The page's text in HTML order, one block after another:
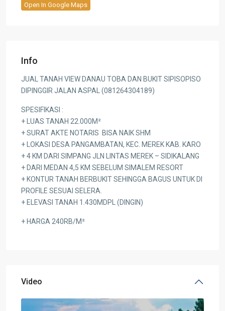
Open In Google Maps
Info
JUAL TANAH VIEW DANAU TOBA DAN BUKIT SIPISOPISO
DIPINGGIR JALAN ASPAL (081264304189)
SPESIFIKASI :
+ LUAS TANAH 22.000M²
+ SURAT AKTE NOTARIS BISA NAIK SHM
+ LOKASI DESA PANGAMBATAN, KEC. MEREK KAB. KARO
+ 4 KM DARI SIMPANG JLN LINTAS MEREK – SIDIKALANG
+ DARI MEDAN 4,5 KM SEBELUM SIMALEM RESORT
+ KONTUR TANAH BERBUKIT SEHINGGA BAGUS UNTUK DI
PROFILE SESUAI SELERA.
+ ELEVASI TANAH 1.430MDPL (DINGIN)
+ HARGA 240RB/M²
Video